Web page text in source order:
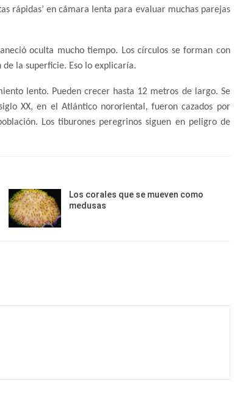
rápidas’ en cámara lenta para evaluar muchas parejas
oculta mucho tiempo. Los círculos se forman con
la superficie. Eso lo explicaría.
lento. Pueden crecer hasta 12 metros de largo. Se
XX, en el Atlántico nororiental, fueron cazados por
Los tiburones peregrinos siguen en peligro de
Los corales que se mueven como
medusas